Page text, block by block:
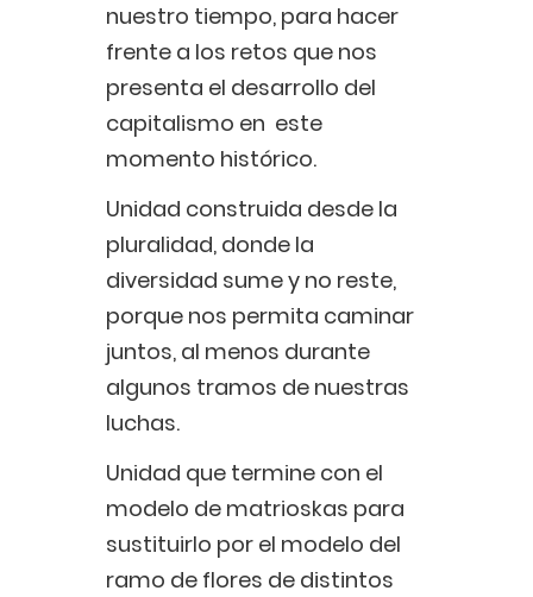
nuestro tiempo, para hacer
frente a los retos que nos
presenta el desarrollo del
capitalismo en este
momento histórico.
Unidad construida desde la
pluralidad, donde la
diversidad sume y no reste,
porque nos permita caminar
juntos, al menos durante
algunos tramos de nuestras
luchas.
Unidad que termine con el
modelo de matrioskas para
sustituirlo por el modelo del
ramo de flores de distintos